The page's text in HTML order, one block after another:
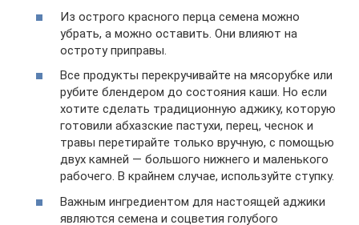
Из острого красного перца семена можно
убрать, а можно оставить. Они влияют на
остроту приправы.
Все продукты перекручивайте на мясорубке или
рубите блендером до состояния каши. Но если
хотите сделать традиционную аджику, которую
готовили абхазские пастухи, перец, чеснок и
травы перетирайте только вручную, с помощью
двух камней — большого нижнего и маленького
рабочего. В крайнем случае, используйте ступку.
Важным ингредиентом для настоящей аджики
являются семена и соцветия голубого